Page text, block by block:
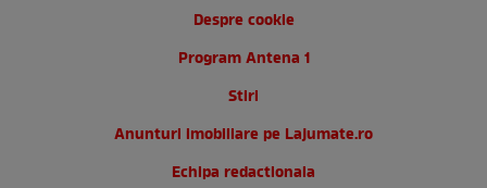
Despre cookie
Program Antena 1
Stiri
Anunturi imobiliare pe Lajumate.ro
Echipa redactionala